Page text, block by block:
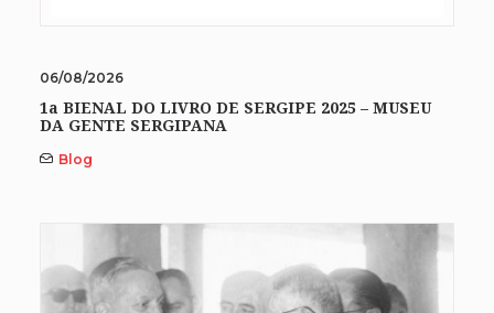
06/08/2026
1a BIENAL DO LIVRO DE SERGIPE 2025 – MUSEU
DA GENTE SERGIPANA
Blog